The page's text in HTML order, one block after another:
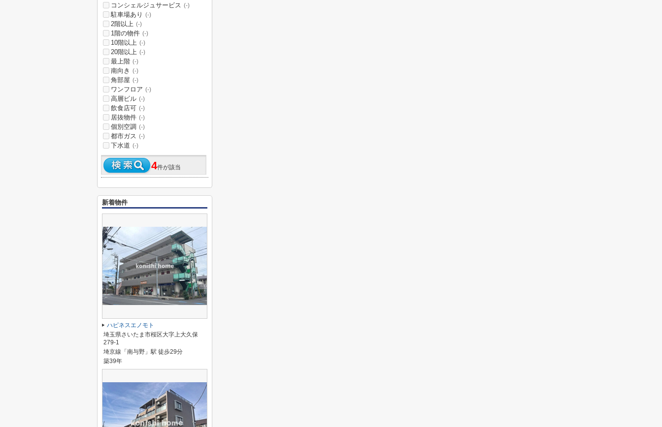
コンシェルジュサービス (-)
駐車場あり (-)
2階以上 (-)
1階の物件 (-)
10階以上 (-)
20階以上 (-)
最上階 (-)
南向き (-)
角部屋 (-)
ワンフロア (-)
高層ビル (-)
飲食店可 (-)
居抜物件 (-)
個別空調 (-)
都市ガス (-)
下水道 (-)
4件が該当
新着物件
ハピネスエノモト
埼玉県さいたま市桜区大字上大久保
279-1
埼京線「南与野」駅 徒歩29分
築39年